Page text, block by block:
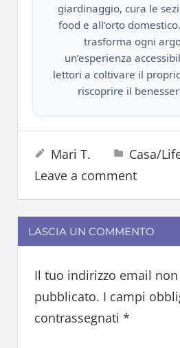
giardinaggio, cura le
food e all’orto
trasforma ogni
un’esperienza
lettori a coltivare il
riscoprire il
cibo
cioccolata
cioccolato
cucina
cucinare
12 Dicembre 2023
Mari T.
Casa/
Leave a comment
LASCIA UN COMMENTO
Il tuo indirizzo email non
pubblicato. I campi
contrassegnati *